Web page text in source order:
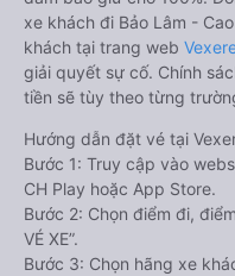
xe khách đi Bảo Lâm -
khách tại trang web
giải quyết sự cố. Chính
tiền sẽ tùy theo từng
Hướng dẫn đặt vé tại
Bước 1: Truy cập vào
CH Play hoặc App Store.
Bước 2: Chọn điểm đi,
VÉ XE”.
Bước 3: Chọn hãng xe